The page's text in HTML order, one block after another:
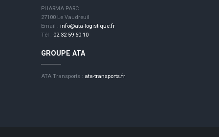
PHARMA PARC
27100 Le Vaudreuil
Email : info@ata-logistique.fr
Tél : 02 32 59 60 10
GROUPE ATA
ATA Transports : ata-transports.fr